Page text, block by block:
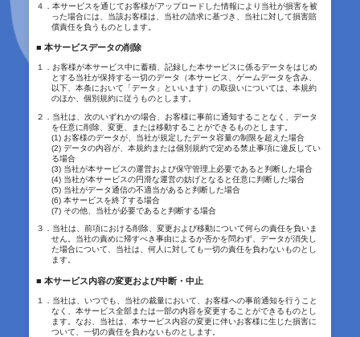
４．本サービスを通じてお客様がアップロードした情報により当社が損害を被
った場合には、当該お客様は、当社の請求に基づき、当社に対して損害賠
償責任を負うものとします。
■ 本サービスデータの削除
１．お客様が本サービス中に蓄積、記録した本サービスに係るデータをはじめ
とする当社が保持する一切のデータ（本サービス、ゲームデータを含み、
以下、本条において「データ」といいます）の取扱いについては、本規約
のほか、個別規約に従うものとします。
２．当社は、次のいずれかの場合、お客様に事前に通知することなく、データ
を任意に削除、変更、または移動することができるものとします。
(1) お客様のデータが、当社が規定したデータ容量の制限を超えた場合
(2) データの内容が、本規約または個別規約で定める禁止事項に違反してい
る場合
(3) 当社が本サービスの運営および保守管理上必要であると判断した場合
(4) 当社が本サービスの円滑な運営の妨げとなると任意に判断した場合
(5) 当社がデータ通信の不適当があると判断した場合
(6) 本サービスを終了する場合
(7) その他、当社が必要であると判断する場合
３．当社は、前項における削除、変更および移動について何らの責任を負いま
せん。当社の責めに帰すべき事由によるか否かを問わず、データが消失し
た場合について、当社は、何人に対しても一切の責任を負わないものとし
ます。
■ 本サービス内容の変更および中断・中止
１．当社は、いつでも、当社の裁量において、お客様への事前通知を行うこと
なく、本サービス全部または一部の内容を変更することができるものとし
ます。なお、当社は、本サービス内容の変更に伴いお客様に生じた損害に
ついて、一切の責任を負わないものとします。